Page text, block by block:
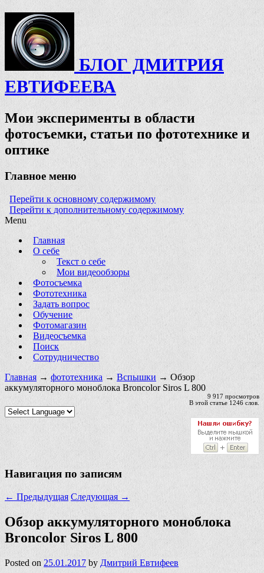
БЛОГ ДМИТРИЯ
ЕВТИФЕЕВА
Мои эксперименты в области
фотосъемки, статьи по фототехнике и
оптике
Главное меню
Перейти к основному содержимому
Перейти к дополнительному содержимому
Menu
Главная
О себе
Текст о себе
Мои видеообзоры
Фотосъемка
Фототехника
Задать вопрос
Обучение
Фотомагазин
Видеосъемка
Поиск
Сотрудничество
Главная → фототехника → Вспышки → Обзор
аккумуляторного моноблока Broncolor Siros L 800
9 917 просмотров
В этой статье 1246 слов.
Навигация по записям
← Предыдущая Следующая →
Обзор аккумуляторного моноблока
Broncolor Siros L 800
Posted on 25.01.2017 by Дмитрий Евтифеев